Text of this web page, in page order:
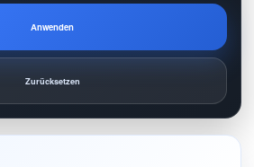
Anwenden
Zurücksetzen